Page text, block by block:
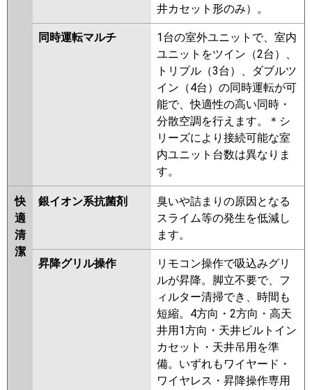
井カセット形のみ）。
同時運転マルチ
1台の室外ユニットで、室内
ユニットをツイン（2台）、
トリプル（3台）、ダブルツ
イン（4台）の同時運転が可
能で、快適性の高い同時・
分散空調を行えます。＊シ
リーズにより接続可能な室
内ユニット台数は異なりま
す。
快
適
清
潔
銀イオン系抗菌剤
臭いや詰まりの原因となる
スライム等の発生を低減し
ます。
昇降グリル操作
リモコン操作で吸込みグリ
ルが昇降。脚立不要で、フ
ィルター清掃でき、時間も
短縮。4方向・2方向・高天
井用1方向・天井ビルトイン
カセット・天井吊用を準
備。いずれもワイヤード・
ワイヤレス・昇降操作専用